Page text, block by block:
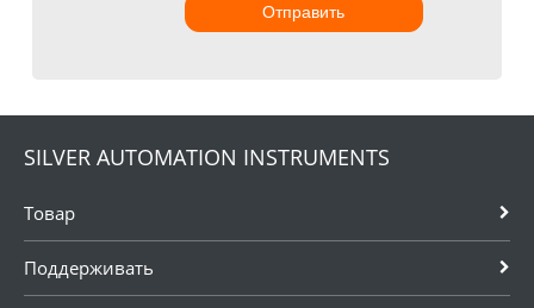
Отправить
SILVER AUTOMATION INSTRUMENTS
Товар
Поддерживать